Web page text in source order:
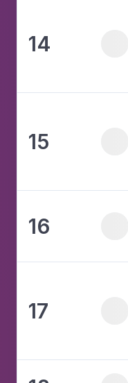
14
15
16
17